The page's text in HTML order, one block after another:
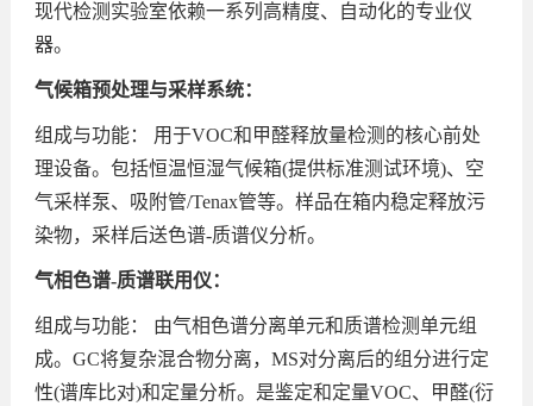
现代检测实验室依赖一系列高精度、自动化的专业仪
器。
气候箱预处理与采样系统：
组成与功能： 用于VOC和甲醛释放量检测的核心前处
理设备。包括恒温恒湿气候箱(提供标准测试环境)、空
气采样泵、吸附管/Tenax管等。样品在箱内稳定释放污
染物，采样后送色谱-质谱仪分析。
气相色谱-质谱联用仪：
组成与功能： 由气相色谱分离单元和质谱检测单元组
成。GC将复杂混合物分离，MS对分离后的组分进行定
性(谱库比对)和定量分析。是鉴定和定量VOC、甲醛(衍